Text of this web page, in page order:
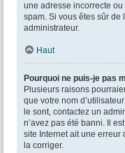
une adresse incorrecte
spam. Si vous êtes sûr de
administrateur.
Haut
Pourquoi ne puis-je pas
Plusieurs raisons
que votre nom
le sont, contactez un
n’avez pas été banni. Il
site Internet ait une erreur
la corriger.